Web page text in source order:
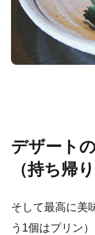
デザート
（持ち帰
そして最高に美
う1個はプリン）